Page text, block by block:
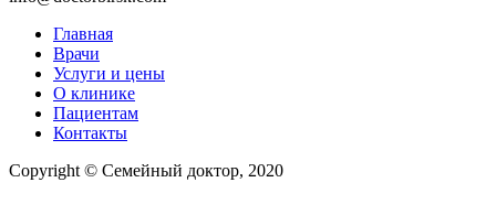
Главная
Врачи
Услуги и цены
О клинике
Пациентам
Контакты
Copyright © Семейный доктор, 2020